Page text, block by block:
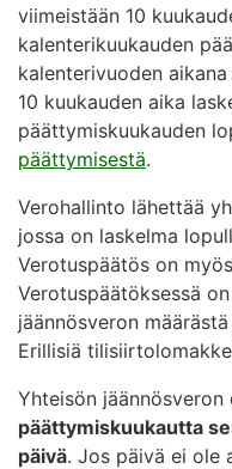
viimeistään 10
kalenterikuukauden
kalenterivuoden
10 kuukauden aika
päättymiskuukauden
päättymisestä.
Verohallinto lähettää
jossa on laskelma
Verotuspäätös on
Verotuspäätöksessä
jäännösveron
Erillisiä
Yhteisön jäännösveron
päättymiskuukautta
päivä. Jos päivä ei ole